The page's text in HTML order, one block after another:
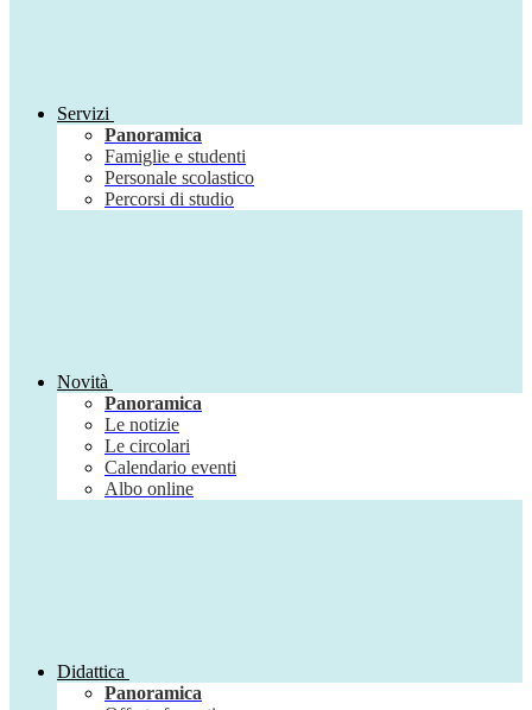
Servizi
Panoramica
Famiglie e studenti
Personale scolastico
Percorsi di studio
Novità
Panoramica
Le notizie
Le circolari
Calendario eventi
Albo online
Didattica
Panoramica